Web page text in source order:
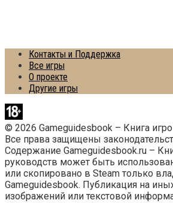
Контакты и Поддержка
Все игры
О проекте
Другие игры
© 2026 Gameguidesbook – Книга
Все права защищены
Содержание Gameguidesbook.ru –
руководств может быть
или скопировано в Steam только
Gameguidesbook. Публикация на
изображений или текстовой